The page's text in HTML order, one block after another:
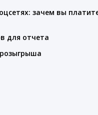
зачем вы
для отчета